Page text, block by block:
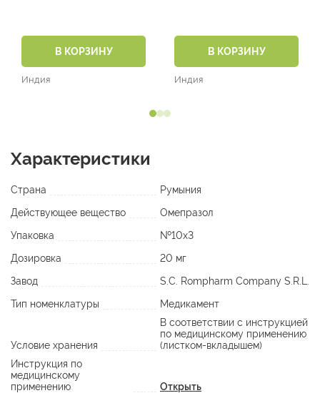
В КОРЗИНУ
Индия
В КОРЗИНУ
Индия
Характеристики
Страна
Румыния
Действующее вещество
Омепразол
Упаковка
№10х3
Дозировка
20 мг
Завод
S.C. Rompharm Company S.R.L.
Тип номенклатуры
Медикамент
Условие хранения
В соответствии с инструкцией
по медицинскому применению
(листком-вкладышем)
Инструкция по
медицинскому
применению
Открыть